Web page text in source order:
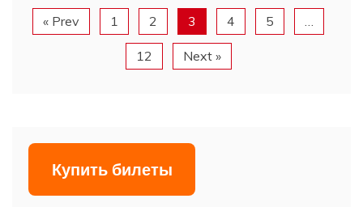
« Prev 1 2 3 4 5 …
12 Next »
Купить билеты